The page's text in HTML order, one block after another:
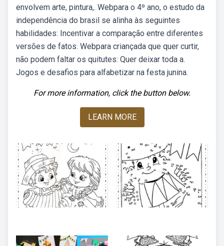
envolvem arte, pintura,. Webpara o 4º ano, o estudo da
independência do brasil se alinha às seguintes
habilidades: Incentivar a comparação entre diferentes
versões de fatos. Webpara criançada que quer curtir,
não podem faltar os quitutes: Quer deixar toda a.
Jogos e desafios para alfabetizar na festa junina.
For more information, click the button below.
LEARN MORE